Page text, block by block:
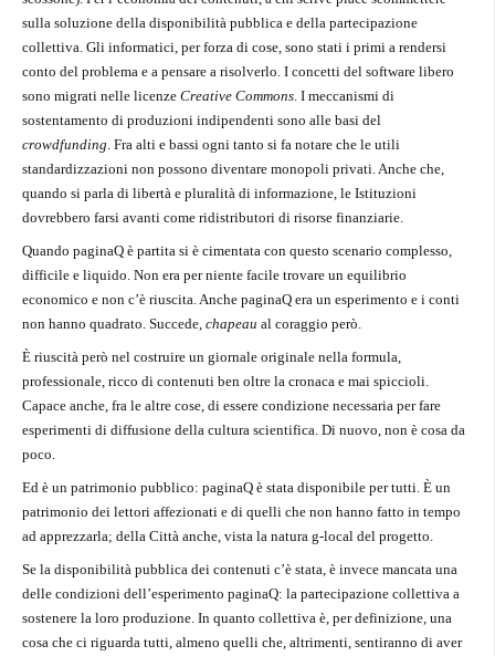
sulla soluzione della disponibilità pubblica e della partecipazione
collettiva. Gli informatici, per forza di cose, sono stati i primi a rendersi
conto del problema e a pensare a risolverlo. I concetti del software libero
sono migrati nelle licenze Creative Commons . I meccanismi di
sostentamento di produzioni indipendenti sono alle basi del
crowdfunding . Fra alti e bassi ogni tanto si fa notare che le utili
standardizzazioni non possono diventare monopoli privati. Anche che,
quando si parla di libertà e pluralità di informazione, le Istituzioni
dovrebbero farsi avanti come ridistributori di risorse finanziarie.
Quando paginaQ è partita si è cimentata con questo scenario complesso,
difficile e liquido. Non era per niente facile trovare un equilibrio
economico e non c’è riuscita. Anche paginaQ era un esperimento e i conti
non hanno quadrato. Succede, chapeau al coraggio però.
È riuscità però nel costruire un giornale originale nella formula,
professionale, ricco di contenuti ben oltre la cronaca e mai spiccioli.
Capace anche, fra le altre cose, di essere condizione necessaria per fare
esperimenti di diffusione della cultura scientifica. Di nuovo, non è cosa da
poco.
Ed è un patrimonio pubblico: paginaQ è stata disponibile per tutti. È un
patrimonio dei lettori affezionati e di quelli che non hanno fatto in tempo
ad apprezzarla; della Città anche, vista la natura g-local del progetto.
Se la disponibilità pubblica dei contenuti c’è stata, è invece mancata una
delle condizioni dell’esperimento paginaQ: la partecipazione collettiva a
sostenere la loro produzione. In quanto collettiva è, per definizione, una
cosa che ci riguarda tutti, almeno quelli che, altrimenti, sentiranno di aver